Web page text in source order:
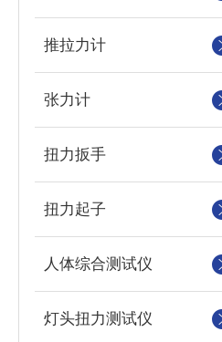
推拉力计
张力计
扭力扳手
扭力起子
人体综合测试仪
灯头扭力测试仪